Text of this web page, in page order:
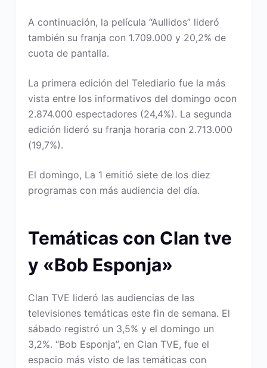
A continuación, la película “Aullidos” lideró
también su franja con 1.709.000 y 20,2% de
cuota de pantalla.
La primera edición del Telediario fue la más
vista entre los informativos del domingo ocon
2.874.000 espectadores (24,4%). La segunda
edición lideró su franja horaria con 2.713.000
(19,7%).
El domingo, La 1 emitió siete de los diez
programas con más audiencia del día.
Temáticas con Clan tve
y «Bob Esponja»
Clan TVE lideró las audiencias de las
televisiones temáticas este fin de semana. El
sábado registró un 3,5% y el domingo un
3,2%. “Bob Esponja”, en Clan TVE, fue el
espacio más visto de las temáticas con